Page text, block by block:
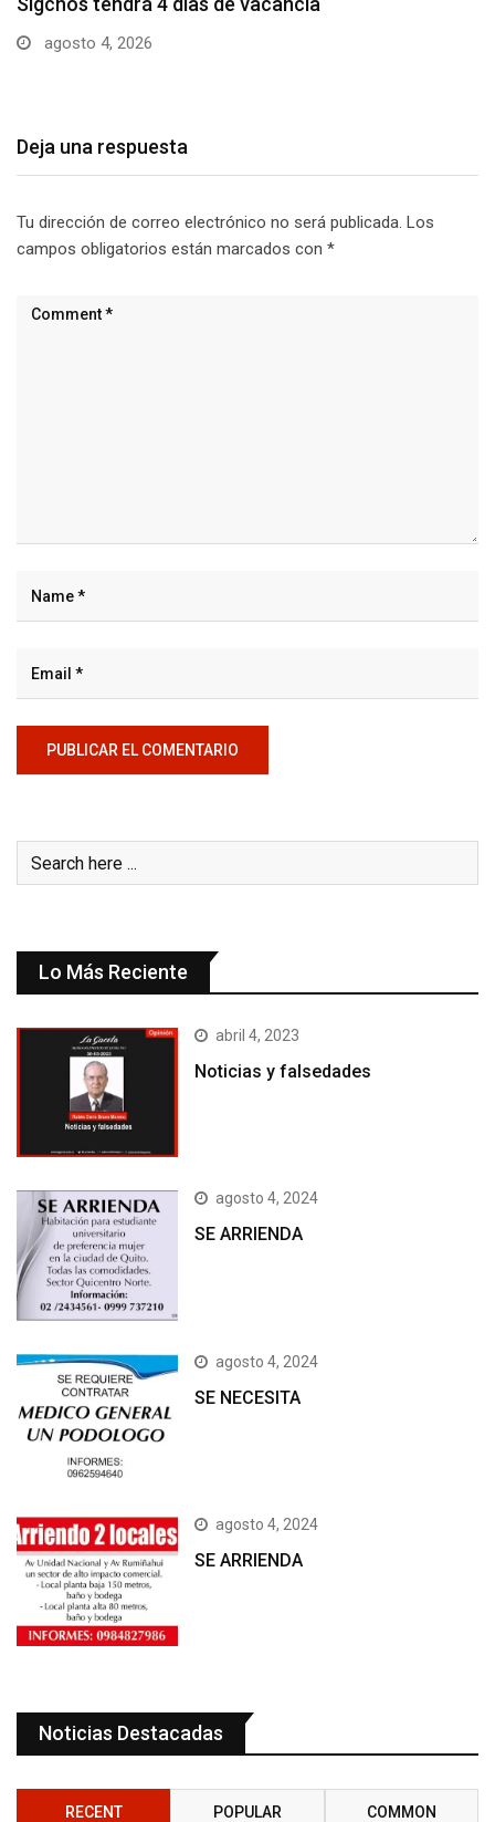
agosto 3, 2026
Deja una respuesta
Tu dirección de correo electrónico no será publicada. Los
campos obligatorios están marcados con *
Lo Más Reciente
abril 4, 2023
Noticias y falsedades
agosto 4, 2024
SE ARRIENDA
agosto 4, 2024
SE NECESITA
agosto 4, 2024
SE ARRIENDA
Noticias Destacadas
RECENT POPULAR COMMON